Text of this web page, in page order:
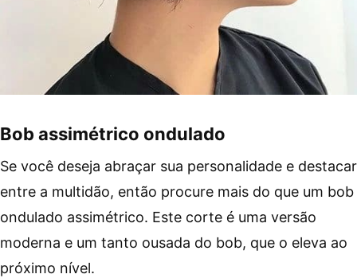
Bob assimétrico ondulado
Se você deseja abraçar sua personalidade e destacar
entre a multidão, então procure mais do que um bob
ondulado assimétrico. Este corte é uma versão
moderna e um tanto ousada do bob, que o eleva ao
próximo nível.